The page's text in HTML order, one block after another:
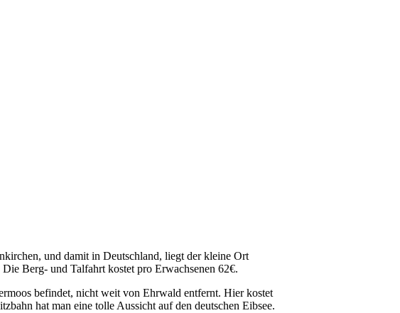
und damit in Deutschland, liegt der kleine Ort
Berg- und Talfahrt kostet pro Erwachsenen 62€.
befindet, nicht weit von Ehrwald entfernt. Hier kostet
hat man eine tolle Aussicht auf den deutschen Eibsee.